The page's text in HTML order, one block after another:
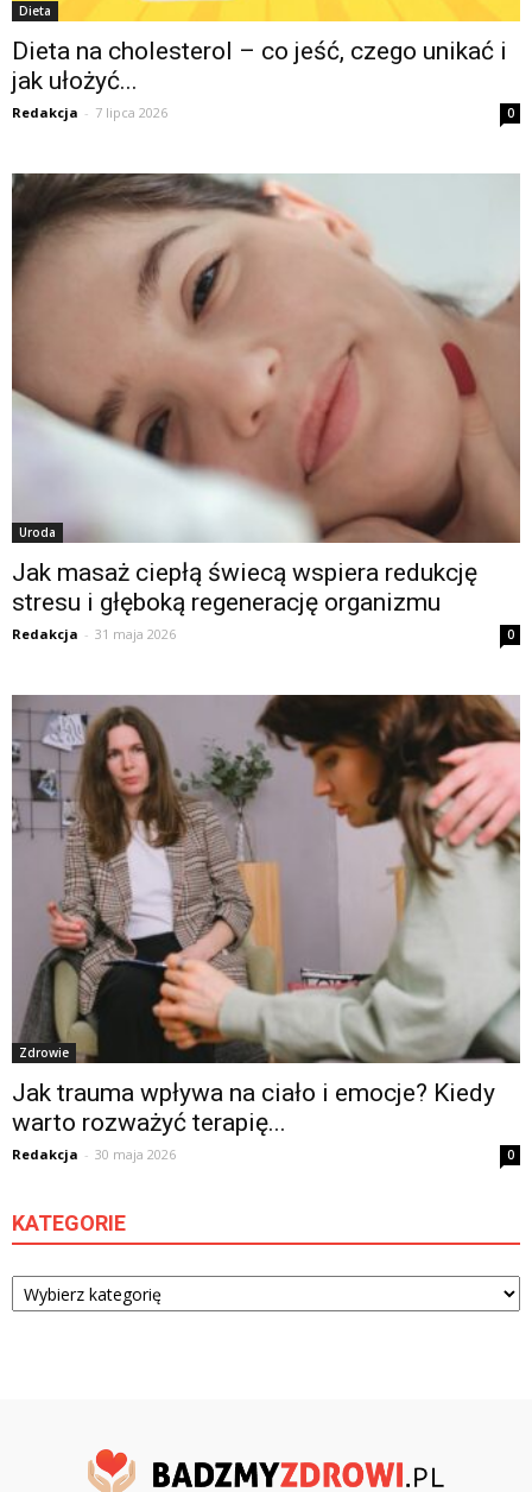
Dieta
Dieta na cholesterol – co jeść, czego unikać i
jak ułożyć...
Redakcja - 7 lipca 2026 0
Uroda
Jak masaż ciepłą świecą wspiera redukcję
stresu i głęboką regenerację organizmu
Redakcja - 31 maja 2026 0
Zdrowie
Jak trauma wpływa na ciało i emocje? Kiedy
warto rozważyć terapię...
Redakcja - 30 maja 2026 0
KATEGORIE
Kategorie